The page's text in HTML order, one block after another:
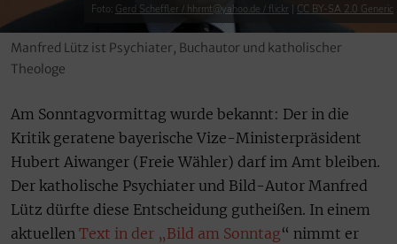
Foto: Gerd Scheffler / hhrmt@yahoo.de / flickr CC BY-SA 2.0 Generic
Manfred Lütz ist Psychiater, Buchautor und katholischer
Theologe
Am Sonntagvormittag wurde bekannt: Der in die
Kritik geratene bayerische Vize-Ministerpräsident
Hubert Aiwanger (Freie Wähler) darf im Amt bleiben.
Der katholische Psychiater und Bild-Autor Manfred
Lütz dürfte diese Entscheidung gutheißen. In einem
aktuellen Text in der „Bild am Sonntag“ nimmt er